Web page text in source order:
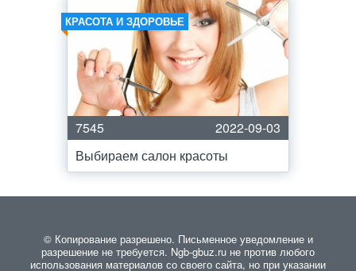
КРАСОТА И ЗДОРОВЬЕ
7545
2022-09-03
Выбираем салон красоты
© Копирование разрешено. Письменное уведомление и
разрешение не требуется. Ngb-gbuz.ru не против любого
использования материалов со своего сайта, но при указании